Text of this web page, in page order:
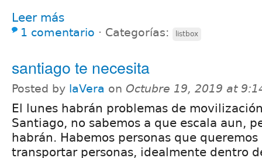
Leer más
1 comentario ⋅ Categorías: listbox
santiago te necesita
Posted by laVera on Octubre 19, 2019 at
El lunes habrán problemas de
Santiago, no sabemos a que escala aun,
habrán. Habemos personas que
transportar personas, idealmente dentro